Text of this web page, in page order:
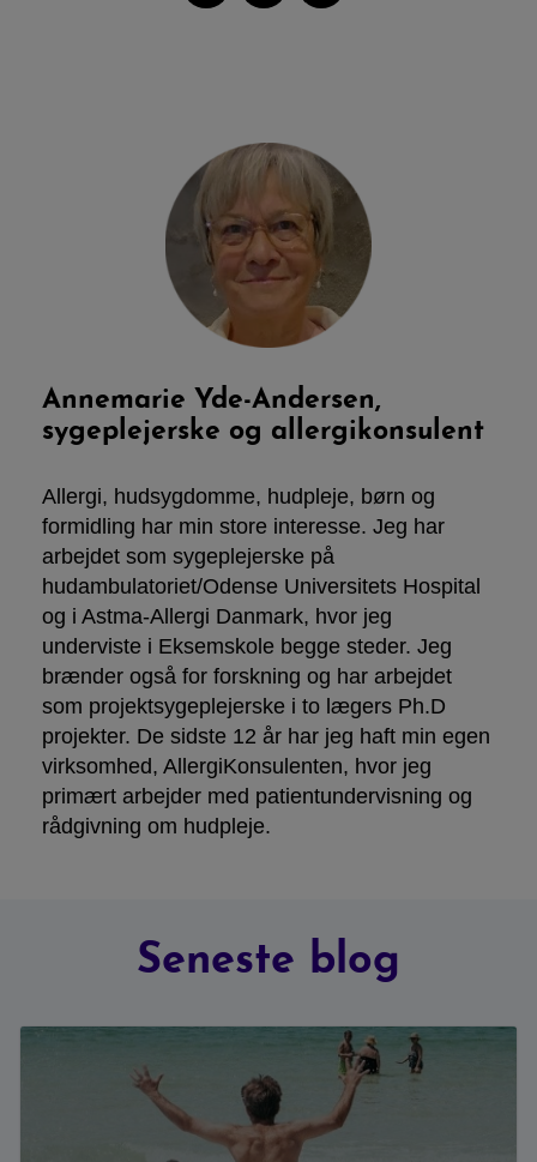
Annemarie Yde-Andersen,
sygeplejerske og allergikonsulent
Allergi, hudsygdomme, hudpleje, børn og
formidling har min store interesse. Jeg har
arbejdet som sygeplejerske på
hudambulatoriet/Odense Universitets Hospital
og i Astma-Allergi Danmark, hvor jeg
underviste i Eksemskole begge steder. Jeg
brænder også for forskning og har arbejdet
som projektsygeplejerske i to lægers Ph.D
projekter. De sidste 12 år har jeg haft min egen
virksomhed, AllergiKonsulenten, hvor jeg
primært arbejder med patientundervisning og
rådgivning om hudpleje.
Seneste blog